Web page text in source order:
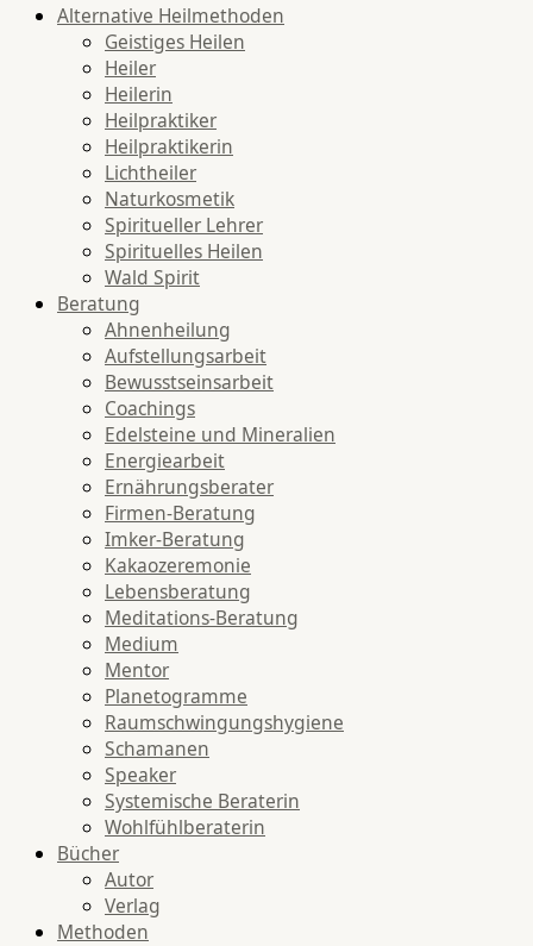
Alternative Heilmethoden
Geistiges Heilen
Heiler
Heilerin
Heilpraktiker
Heilpraktikerin
Lichtheiler
Naturkosmetik
Spiritueller Lehrer
Spirituelles Heilen
Wald Spirit
Beratung
Ahnenheilung
Aufstellungsarbeit
Bewusstseinsarbeit
Coachings
Edelsteine und Mineralien
Energiearbeit
Ernährungsberater
Firmen-Beratung
Imker-Beratung
Kakaozeremonie
Lebensberatung
Meditations-Beratung
Medium
Mentor
Planetogramme
Raumschwingungshygiene
Schamanen
Speaker
Systemische Beraterin
Wohlfühlberaterin
Bücher
Autor
Verlag
Methoden